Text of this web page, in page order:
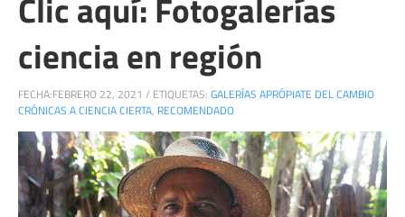
ciencia en región
FECHA:FEBRERO 22, 2021 / ETIQUETAS: GALERÍAS APRÓPIATE DEL CAMBIO
CRÓNICAS A CIENCIA CIERTA, RECOMENDADO